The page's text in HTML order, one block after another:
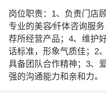
岗位职责：1、负责门店
专业的美容∕纤体咨询服
荐所经营产品；4、维护
话标准，形象气质佳；2
具备团队合作精神；3、
强的沟通能力和亲和力。